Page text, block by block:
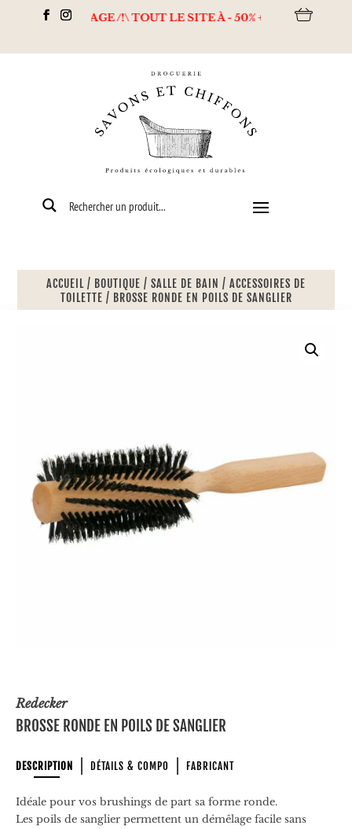
DESTOCKAGE /!\ TOUT LE SITE À - 50% + Livraison
ACCUEIL / BOUTIQUE / SALLE DE BAIN / ACCESSOIRES DE
TOILETTE / BROSSE RONDE EN POILS DE SANGLIER
Redecker
BROSSE RONDE EN POILS DE SANGLIER
DESCRIPTION DÉTAILS & COMPO FABRICANT
Idéale pour vos brushings de part sa forme ronde.
Les poils de sanglier permettent un démêlage facile sans